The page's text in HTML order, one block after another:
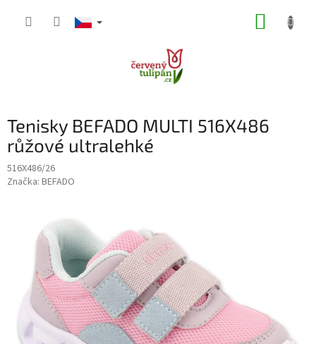
Tenisky BEFADO MULTI 516X486
růžové ultralehké
516X486/26
Značka: BEFADO